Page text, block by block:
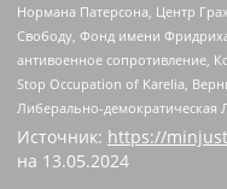
Нормана Патерсона, Центр
Свободу, Фонд имени
антивоенное сопротивление,
Stop Occupation of Karelia,
Либерально-демократическая
Источник: https://
на 13.05.2024